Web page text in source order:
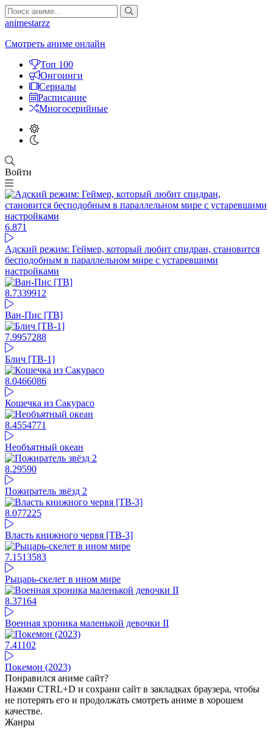
animestarzz
Смотреть аниме онлайн
Топ 100
Онгоинги
Сериалы
Расписание
Многосерийные
Войти
6.871
Адский режим: Геймер, который любит спидран, становится
бесподобным в параллельном мире с устаревшими
настройками
8.7339912
Ван-Пис [ТВ]
7.9957288
Блич [ТВ-1]
8.0466086
Кошечка из Сакурасо
8.4554771
Необъятный океан
8.29590
Пожиратель звёзд 2
8.077225
Власть книжного червя [ТВ-3]
7.1513583
Рыцарь-скелет в ином мире
8.37164
Военная хроника маленькой девочки II
7.41102
Покемон (2023)
Понравился аниме сайт?
Нажми CTRL+D и сохрани сайт в закладках браузера, чтобы
не потерять его и продолжать смотреть аниме в хорошем
качестве.
Жанры